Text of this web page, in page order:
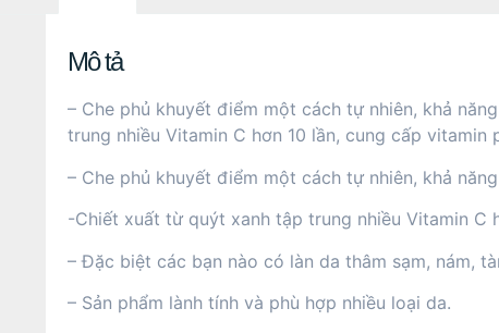
Mô tả
– Che phủ khuyết điểm một cách tự nhiên, khả
trung nhiều Vitamin C hơn 10 lần, cung cấp
– Che phủ khuyết điểm một cách tự nhiên, khả
-Chiết xuất từ quýt xanh tập trung nhiều Vitamin C
– Đặc biệt các bạn nào có làn da thâm sạm, nám,
– Sản phẩm lành tính và phù hợp nhiều loại da.